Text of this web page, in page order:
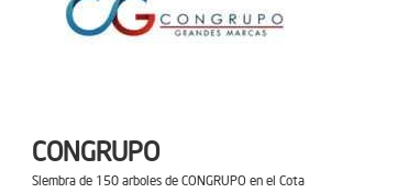
CONGRUPO
Siembra de 150 arboles de CONGRUPO en el Cota